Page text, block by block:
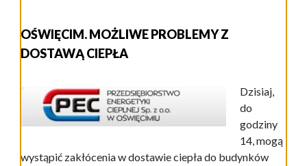
OŚWIĘCIM. MOŻLIWE PROBLEMY Z
DOSTAWĄ CIEPŁA
Dzisiaj,
do
godziny
14, mogą
wystąpić zakłócenia w dostawie ciepła do budynków